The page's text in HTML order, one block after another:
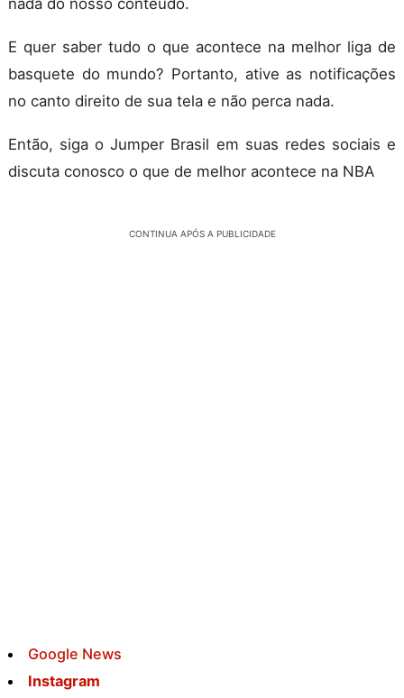
E quer saber tudo o que acontece na melhor liga de
basquete do mundo? Portanto, ative as notificações
no canto direito de sua tela e não perca nada.
Então, siga o Jumper Brasil em suas redes sociais e
discuta conosco o que de melhor acontece na NBA
CONTINUA APÓS A PUBLICIDADE
Google News
Instagram